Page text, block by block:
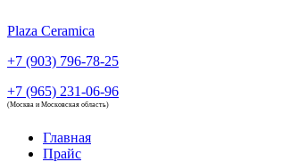
Plaza Ceramica
+7 (903) 796-78-25
+7 (965) 231-06-96
(Москва и Московская область)
Главная
Прайс